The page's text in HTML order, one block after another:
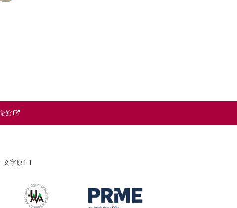
館
字原1-1